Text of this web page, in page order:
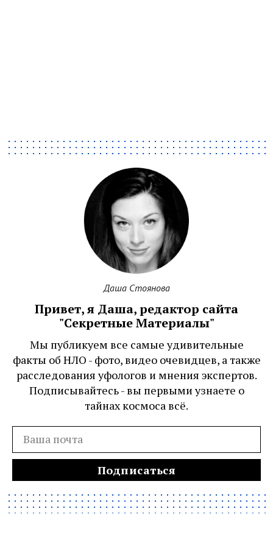
Даша Стоянова
Привет, я Даша, редактор сайта
"Секретные Материалы"
Мы публикуем все самые удивительные
факты об НЛО - фото, видео очевидцев, а также
расследования уфологов и мнения экспертов.
Подписывайтесь - вы первыми узнаете о
тайнах космоса всё.
Подписаться